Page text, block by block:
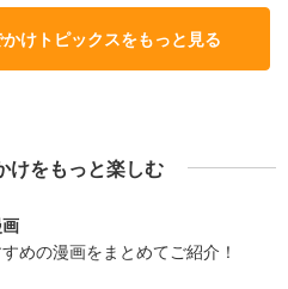
けトピックスをもっと見る
けをもっと楽しむ
めの漫画をまとめてご紹介！